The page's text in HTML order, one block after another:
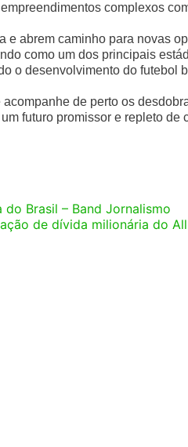
complexos
e abrem caminho para novas
como um dos principais
o desenvolvimento do futebol
de perto os
futuro promissor e repleto de
Brasil – Band Jornalismo
de dívida milionária do